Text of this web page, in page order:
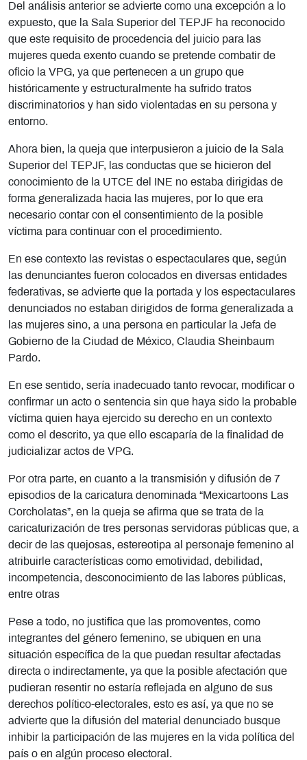
Del análisis anterior se advierte como una excepción a lo
expuesto, que la Sala Superior del TEPJF ha reconocido
que este requisito de procedencia del juicio para las
mujeres queda exento cuando se pretende combatir de
oficio la VPG, ya que pertenecen a un grupo que
históricamente y estructuralmente ha sufrido tratos
discriminatorios y han sido violentadas en su persona y
entorno.
Ahora bien, la queja que interpusieron a juicio de la Sala
Superior del TEPJF, las conductas que se hicieron del
conocimiento de la UTCE del INE no estaba dirigidas de
forma generalizada hacia las mujeres, por lo que era
necesario contar con el consentimiento de la posible
víctima para continuar con el procedimiento.
En ese contexto las revistas o espectaculares que, según
las denunciantes fueron colocados en diversas entidades
federativas, se advierte que la portada y los espectaculares
denunciados no estaban dirigidos de forma generalizada a
las mujeres sino, a una persona en particular la Jefa de
Gobierno de la Ciudad de México, Claudia Sheinbaum
Pardo.
En ese sentido, sería inadecuado tanto revocar, modificar o
confirmar un acto o sentencia sin que haya sido la probable
víctima quien haya ejercido su derecho en un contexto
como el descrito, ya que ello escaparía de la finalidad de
judicializar actos de VPG.
Por otra parte, en cuanto a la transmisión y difusión de 7
episodios de la caricatura denominada “Mexicartoons Las
Corcholatas”, en la queja se afirma que se trata de la
caricaturización de tres personas servidoras públicas que, a
decir de las quejosas, estereotipa al personaje femenino al
atribuirle características como emotividad, debilidad,
incompetencia, desconocimiento de las labores públicas,
entre otras
Pese a todo, no justifica que las promoventes, como
integrantes del género femenino, se ubiquen en una
situación específica de la que puedan resultar afectadas
directa o indirectamente, ya que la posible afectación que
pudieran resentir no estaría reflejada en alguno de sus
derechos político-electorales, esto es así, ya que no se
advierte que la difusión del material denunciado busque
inhibir la participación de las mujeres en la vida política del
país o en algún proceso electoral.